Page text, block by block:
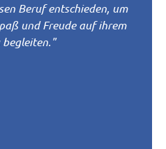
Beruf entschieden, um
und Freude auf ihrem
begleiten."